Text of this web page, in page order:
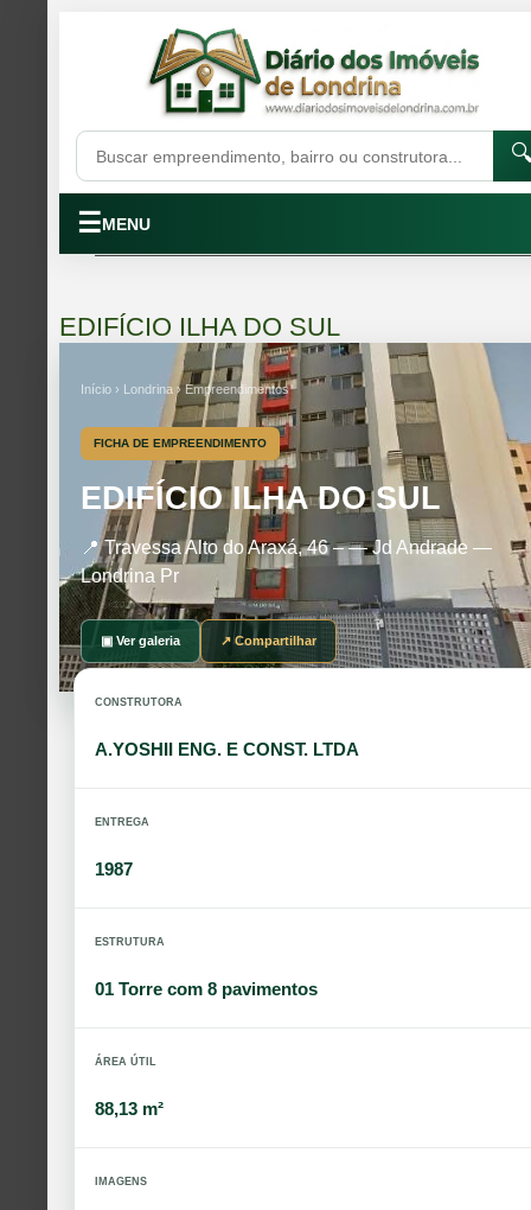
☰MENU
EDIFÍCIO ILHA DO SUL
Início › Londrina › Empreendimentos
FICHA DE EMPREENDIMENTO
EDIFÍCIO ILHA DO SUL
📍 Travessa Alto do Araxá, 46 – — Jd Andrade —
Londrina Pr
▣ Ver galeria ↗ Compartilhar
CONSTRUTORA
A.YOSHII ENG. E CONST. LTDA
ENTREGA
1987
ESTRUTURA
01 Torre com 8 pavimentos
ÁREA ÚTIL
88,13 m²
IMAGENS